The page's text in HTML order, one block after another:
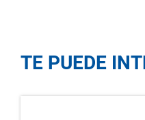
TE PUEDE